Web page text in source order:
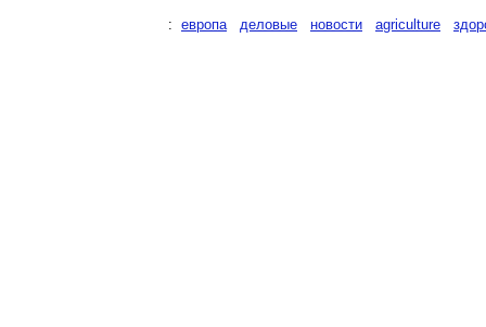
: европа деловые новости agriculture